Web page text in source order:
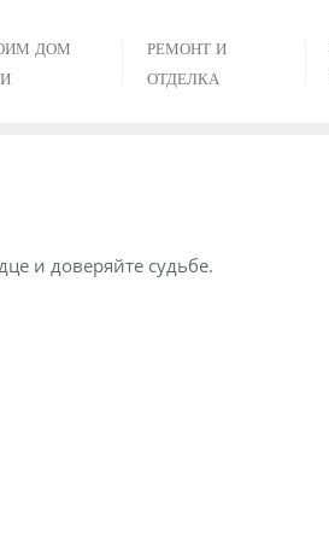
ДОМ
РЕМОНТ И
ОТДЕЛКА
и доверяйте судьбе.